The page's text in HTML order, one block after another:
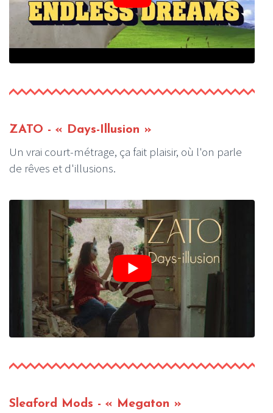
ZATO - « Days-Illusion »
Un vrai court-métrage, ça fait plaisir, où l'on parle
de rêves et d'illusions.
Sleaford Mods - « Megaton »